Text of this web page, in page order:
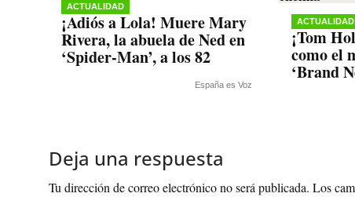
ACTUALIDAD
¡Adiós a Lola! Muere Mary
Rivera, la abuela de Ned en
‘Spider-Man’, a los 82
España es Voz
ACTUALIDAD
¡Tom
como el
‘Brand
Deja una respuesta
Tu dirección de correo electrónico no será publicada. Los